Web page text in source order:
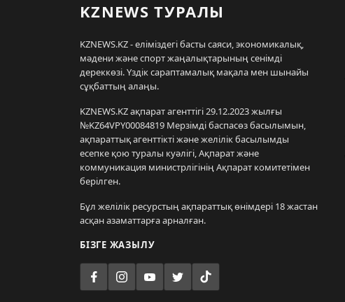
KZNEWS ТУРАЛЫ
KZNEWS.KZ - еліміздегі басты саяси, экономикалық,
мәдени және спорт жаңалықтарының сенімді
дереккөзі. Үздік сараптамалық мақала мен шынайы
сұқбаттың алаңы.
KZNEWS.KZ ақпарат агенттігі 29.12.2023 жылғы
№KZ64VPY00084819 Мерзімді баспасөз басылымын,
ақпараттық агенттікті және желілік басылымды
есепке қою туралы куәлігі, Ақпарат және
коммуникация министрлігінің Ақпарат комитетімен
берілген.
Бұл желілік ресурстың ақпараттық өнімдері 18 жастан
асқан азаматтарға арналған.
БІЗГЕ ЖАЗЫЛУ